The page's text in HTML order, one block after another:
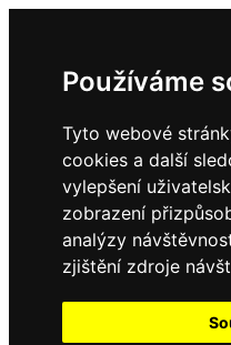
Používáme
Tyto webové
cookies a další
vylepšení
zobrazení
analýzy
zjištění zdroje